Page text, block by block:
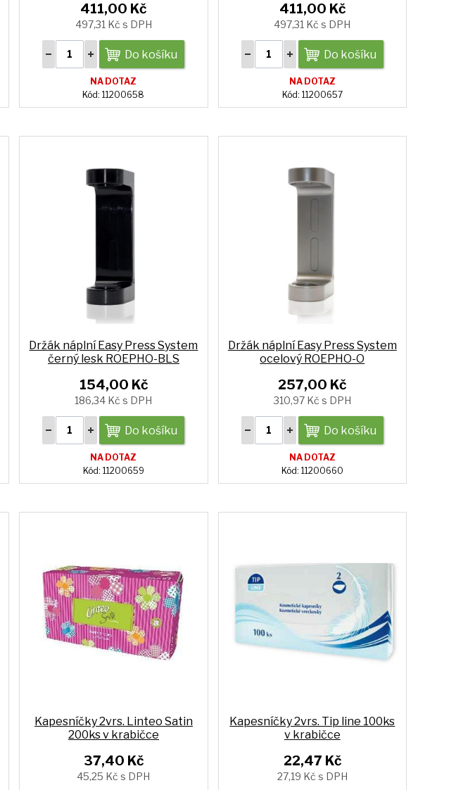
411,00 Kč
497,31 Kč s DPH
Do košíku
NA DOTAZ
Kód: 11200658
411,00 Kč
497,31 Kč s DPH
Do košíku
NA DOTAZ
Kód: 11200657
Držák náplní Easy Press System
černý lesk ROEPHO-BLS
154,00 Kč
186,34 Kč s DPH
Do košíku
NA DOTAZ
Kód: 11200659
Držák náplní Easy Press System
ocelový ROEPHO-O
257,00 Kč
310,97 Kč s DPH
Do košíku
NA DOTAZ
Kód: 11200660
Kapesníčky 2vrs. Linteo Satin
200ks v krabičce
37,40 Kč
45,25 Kč s DPH
Kapesníčky 2vrs. Tip line 100ks
v krabičce
22,47 Kč
27,19 Kč s DPH